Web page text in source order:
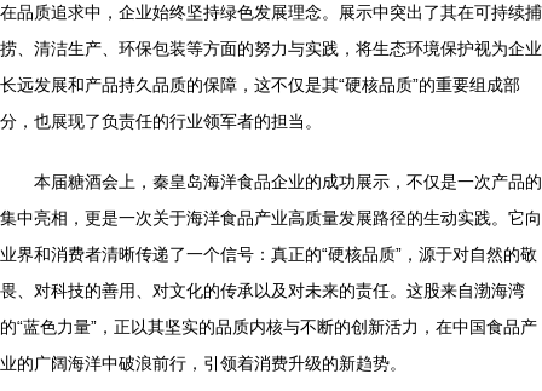
在品质追求中，企业始终坚持绿色发展理念。展示中突出了其在可持续捕
捞、清洁生产、环保包装等方面的努力与实践，将生态环境保护视为企业
长远发展和产品持久品质的保障，这不仅是其“硬核品质”的重要组成部
分，也展现了负责任的行业领军者的担当。
本届糖酒会上，秦皇岛海洋食品企业的成功展示，不仅是一次产品的
集中亮相，更是一次关于海洋食品产业高质量发展路径的生动实践。它向
业界和消费者清晰传递了一个信号：真正的“硬核品质”，源于对自然的敬
畏、对科技的善用、对文化的传承以及对未来的责任。这股来自渤海湾
的“蓝色力量”，正以其坚实的品质内核与不断的创新活力，在中国食品产
业的广阔海洋中破浪前行，引领着消费升级的新趋势。